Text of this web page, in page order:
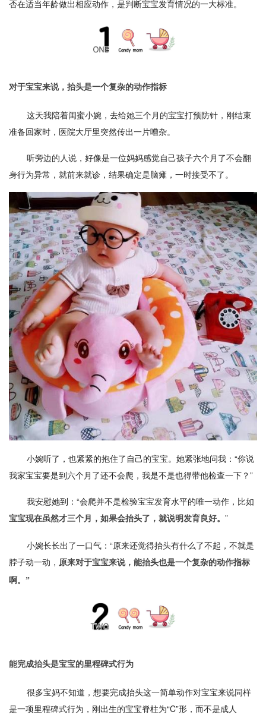
否在适当年龄做出相应动作，是判断宝宝发育情况的一大标准。
对于宝宝来说，抬头是一个复杂的动作指标
这天我陪着闺蜜小婉，去给她三个月的宝宝打预防针，刚结束
准备回家时，医院大厅里突然传出一片嘈杂。
听旁边的人说，好像是一位妈妈感觉自己孩子六个月了不会翻
身行为异常，就前来就诊，结果确定是脑瘫，一时接受不了。
小婉听了，也紧紧的抱住了自己的宝宝。她紧张地问我：“你说
我家宝宝要是到六个月了还不会爬，我是不是也得带他检查一下？”
我安慰她到：“会爬并不是检验宝宝发育水平的唯一动作，比如
宝宝现在虽然才三个月，如果会抬头了，就说明发育良好。 ”
小婉长长出了一口气：“原来还觉得抬头有什么了不起，不就是
脖子动一动， 原来对于宝宝来说，能抬头也是一个复杂的动作指标
啊。”
能完成抬头是宝宝的里程碑式行为
很多宝妈不知道，想要完成抬头这一简单动作对宝宝来说同样
是一项里程碑式行为，刚出生的宝宝脊柱为“C”形，而不是成人